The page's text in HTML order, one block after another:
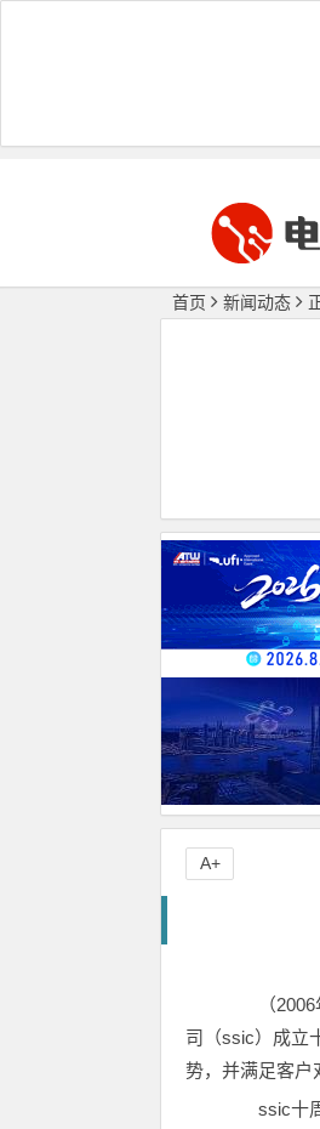
首页 新闻动态
（2006年
司（ssic）成立
势，并满足客户
ssic十周
A+